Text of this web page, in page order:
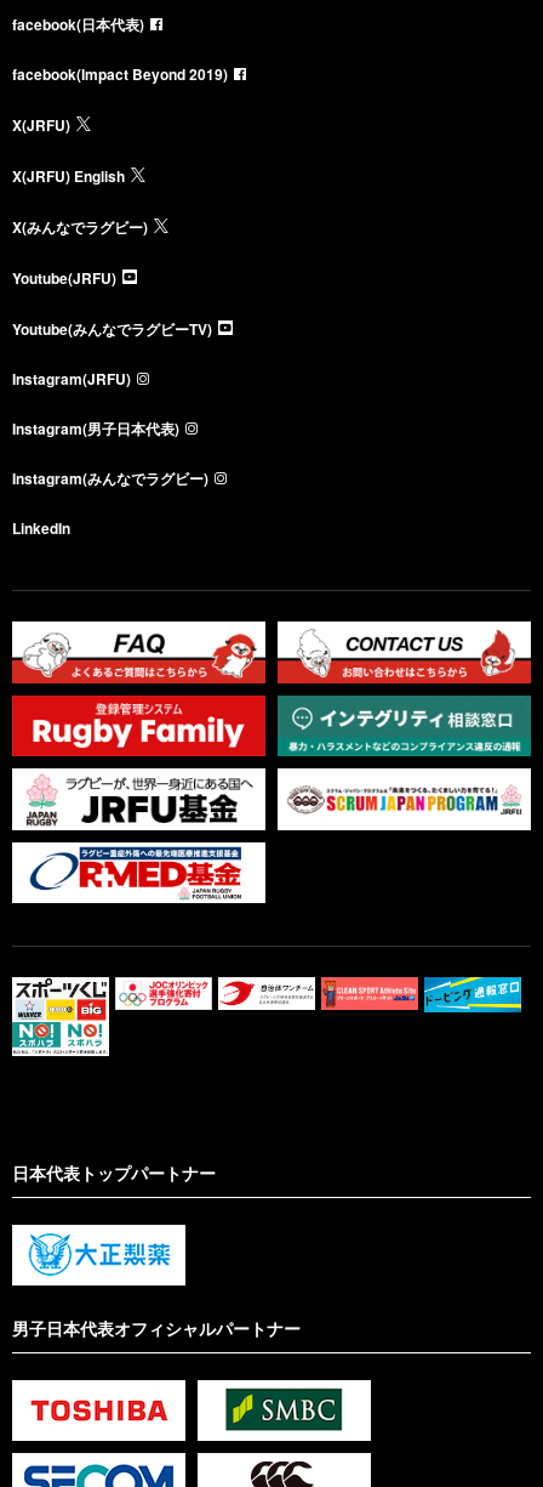
facebook(日本代表)
facebook(Impact Beyond 2019)
X(JRFU)
X(JRFU) English
X(みんなでラグビー)
Youtube(JRFU)
Youtube(みんなでラグビーTV)
Instagram(JRFU)
Instagram(男子日本代表)
Instagram(みんなでラグビー)
LinkedIn
日本代表トップパートナー
男子日本代表オフィシャルパートナー